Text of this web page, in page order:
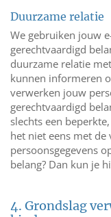
Duurzame relatie
We gebruiken jouw
gerechtvaardigd
duurzame relatie
kunnen informeren
verwerken jouw
gerechtvaardigd
slechts een
het niet eens met
persoonsgegevens
belang? Dan kun je
4. Grondslag